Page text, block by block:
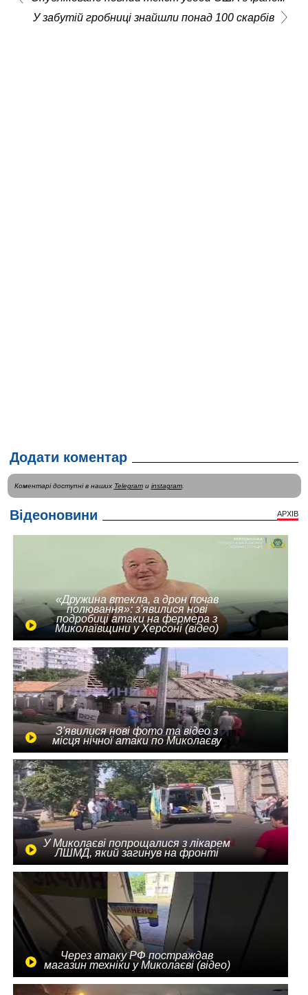
У забутій гробниці знайшли понад 100 скарбів
Додати коментар
Коментарі доступні в наших Telegramи instagram.
Відеоновини АРХІВ
«Дружина втекла, а дрон почав
полювання»: з'явилися нові
подробиці атаки на фермера з
Миколаївщини у Херсоні (відео)
З'явилися нові фото та відео з
місця нічної атаки по Миколаєву
У Миколаєві попрощалися з лікарем
ЛШМД, який загинув на фронті
Через атаку РФ постраждав
магазин техніки у Миколаєві (відео)